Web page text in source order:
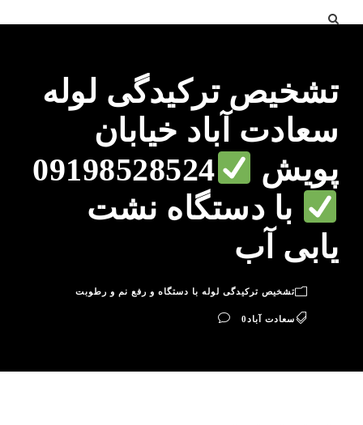
تشخیص ترکیدگی لوله
سعادت آباد خیابان
پویش
09198528524
با دستگاه نشت
یابی آب
تشخیص ترکیدگی لوله با دستگاه و رفع نم و رطوبت
سعادت آباد0